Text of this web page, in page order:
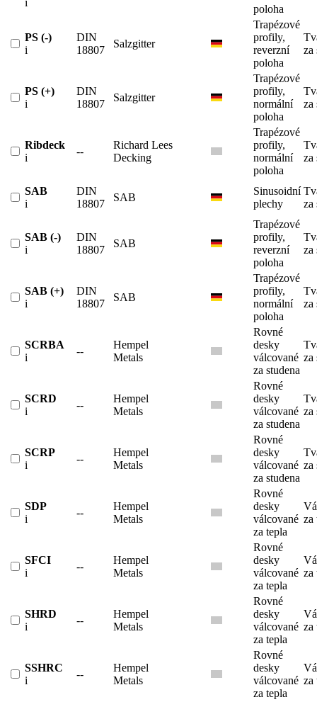
i
poloha
PS (-)
i
DIN
18807
Salzgitter
Trapézové
profily,
reverzní
poloha
za
PS (+)
i
DIN
18807
Salzgitter
Trapézové
profily,
normální
poloha
za
Ribdeck
i
--
Richard Lees
Decking
Trapézové
profily,
normální
poloha
za
SAB
i
DIN
18807
SAB
Sinusoidní
plechy
za
SAB (-)
i
DIN
18807
SAB
Trapézové
profily,
reverzní
poloha
za
SAB (+)
i
DIN
18807
SAB
Trapézové
profily,
normální
poloha
za
SCRBA
i
--
Hempel
Metals
Rovné
desky
válcované
za studena
za
SCRD
i
--
Hempel
Metals
Rovné
desky
válcované
za studena
za
SCRP
i
--
Hempel
Metals
Rovné
desky
válcované
za studena
za
SDP
i
--
Hempel
Metals
Rovné
desky
válcované
za tepla
za
SFCI
i
--
Hempel
Metals
Rovné
desky
válcované
za tepla
za
SHRD
i
--
Hempel
Metals
Rovné
desky
válcované
za tepla
za
SSHRC
i
--
Hempel
Metals
Rovné
desky
válcované
za tepla
za